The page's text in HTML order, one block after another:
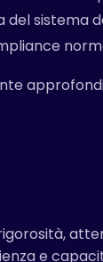
del sistema
e